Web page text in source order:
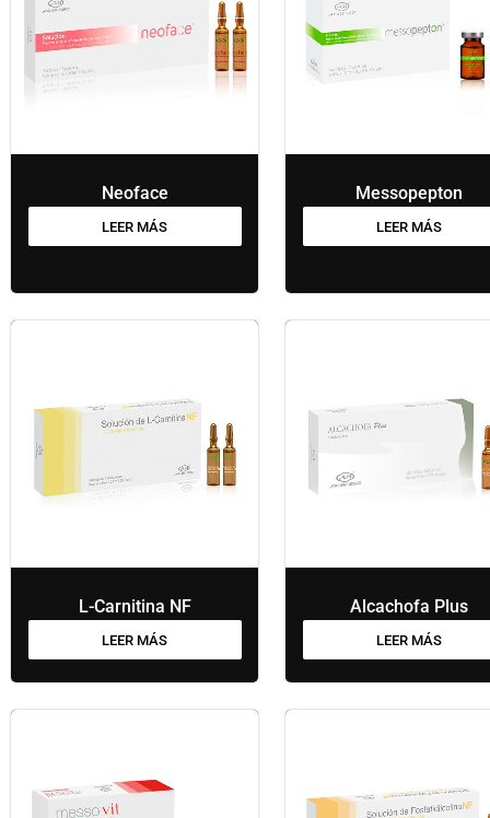
Neoface
LEER MÁS
Messopepton
LEER MÁS
L-Carnitina NF
LEER MÁS
Alcachofa Plus
LEER MÁS